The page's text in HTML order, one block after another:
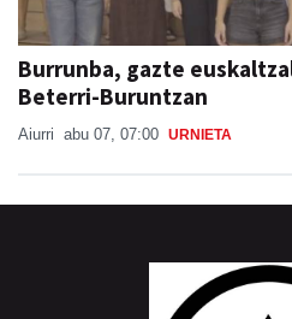
Burrunba, gazte
Beterri-Buruntzan
Aiurri abu 07, 07:00 URNIETA